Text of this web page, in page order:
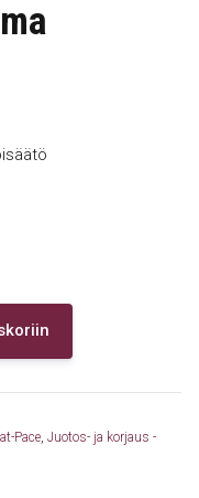
Pace Juotos- ja korjaus -